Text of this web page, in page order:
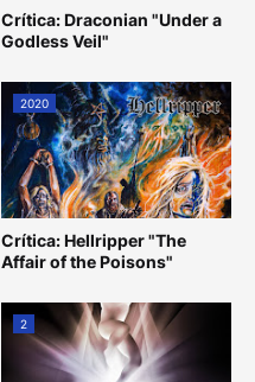
Crítica: Draconian "Under a
Godless Veil"
2020
Crítica: Hellripper "The
Affair of the Poisons"
2